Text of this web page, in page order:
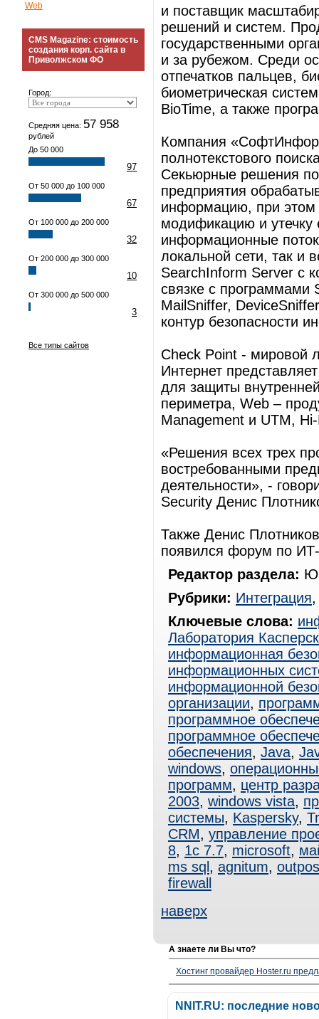
Web
CMS Magazine: стоимость
создания корп. сайта в
Приволжском ФО
Город:
Средняя цена: 57 958
рублей
До 50 000
97
От 50 000 до 100 000
67
От 100 000 до 200 000
32
От 200 000 до 300 000
10
От 300 000 до 500 000
3
Все типы сайтов
и поставщик
решений и систем.
государственными
и за рубежом. Среди
отпечатков пальцев,
биометрическая
BioTime, а также
Компания
полнотекстового
Секьюрные решения
предприятия
информацию, при этом
модификацию и
информационные
локальной сети, так и
SearchInform Server с
связке с программами
MailSniffer,
контур безопасности
Check Point - мировой
Интернет
для защиты
периметра, Web –
Management и UTM,
«Решения всех трех
востребованными
деятельности», -
Security Денис
Также Денис
появился форум по
Редактор раздела:
Рубрики: Интеграция
Ключевые слова:
Лаборатория
информационная
информационных
информационной
организации,
программное
программное
обеспечения, Java,
windows,
программ, центр
2003, windows vista,
системы, Kaspersky,
CRM, управление
8, 1с 7.7, microsoft,
ms sql , agnitum,
firewall
наверх
А знаете ли Вы что?
Хостинг провайдер Hoster.ru
NNIT.RU: последние